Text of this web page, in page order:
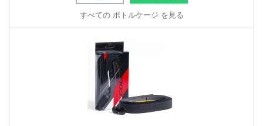
すべての ボトルケージ を見る